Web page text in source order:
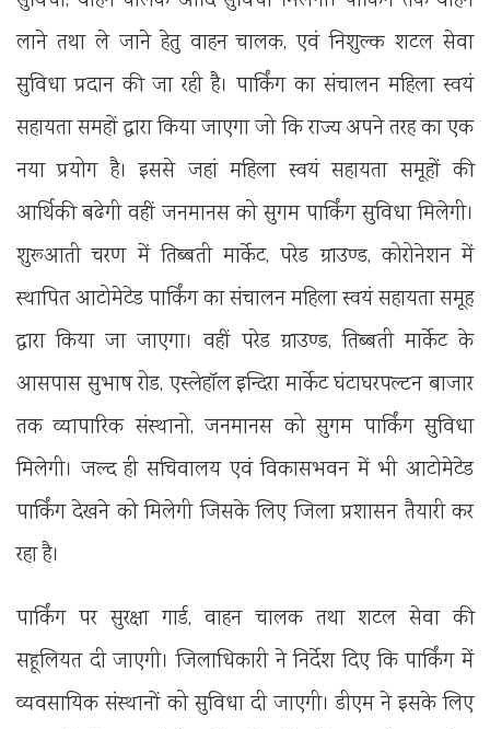
लाने तथा ले जाने हेतु वाहन चालक, एवं निशुल्क शटल सेवा
सुविधा प्रदान की जा रही है। पार्किंग का संचालन महिला स्वयं
सहायता समहों द्वारा किया जाएगा जो कि राज्य अपने तरह का एक
नया प्रयोग है। इससे जहां महिला स्वयं सहायता समूहों की
आर्थिकी बढेगी वहीं जनमानस को सुगम पार्किंग सुविधा मिलेगी।
शुरूआती चरण में तिब्बती मार्केट, परेड ग्राउण्ड, कोरोनेशन में
स्थापित आटोमेटेड पार्किंग का संचालन महिला स्वयं सहायता समूह
द्वारा किया जा जाएगा। वहीं परेड ग्राउण्ड, तिब्बती मार्केट के
आसपास सुभाष रोड, एस्लेहॉल इन्दिरा मार्केट घंटाघरपल्टन बाजार
तक व्यापारिक संस्थानो, जनमानस को सुगम पार्किंग सुविधा
मिलेगी। जल्द ही सचिवालय एवं विकासभवन में भी आटोमेटेड
पार्किंग देखने को मिलेगी जिसके लिए जिला प्रशासन तैयारी कर
रहा है।
पार्किंग पर सुरक्षा गार्ड, वाहन चालक तथा शटल सेवा की
सहूलियत दी जाएगी। जिलाधिकारी ने निर्देश दिए कि पार्किंग में
व्यवसायिक संस्थानों को सुविधा दी जाएगी। डीएम ने इसके लिए